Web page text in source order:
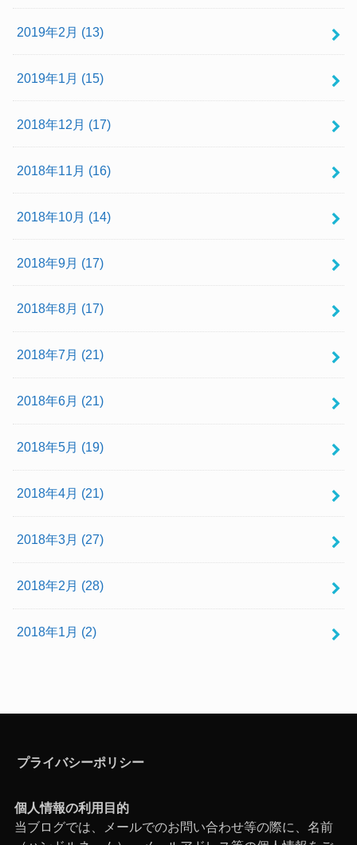
2019年2月 (13)
2019年1月 (15)
2018年12月 (17)
2018年11月 (16)
2018年10月 (14)
2018年9月 (17)
2018年8月 (17)
2018年7月 (21)
2018年6月 (21)
2018年5月 (19)
2018年4月 (21)
2018年3月 (27)
2018年2月 (28)
2018年1月 (2)
プライバシーポリシー
個人情報の利用目的
当ブログでは、メールでのお問い合わせ等の際に、名前